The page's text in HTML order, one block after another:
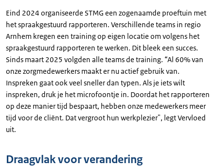
Eind 2024 organiseerde STMG een zogenaamde proeftuin met
het spraakgestuurd rapporteren. Verschillende teams in regio
Arnhem kregen een training op eigen locatie om volgens het
spraakgestuurd rapporteren te werken. Dit bleek een succes.
Sinds maart 2025 volgden alle teams de training. “Al 60% van
onze zorgmedewerkers maakt er nu actief gebruik van.
Inspreken gaat ook veel sneller dan typen. Als je iets wilt
inspreken, druk je het microfoontje in. Doordat het rapporteren
op deze manier tijd bespaart, hebben onze medewerkers meer
tijd voor de cliënt. Dat vergroot hun werkplezier", legt Vervloed
uit.
Draagvlak voor verandering